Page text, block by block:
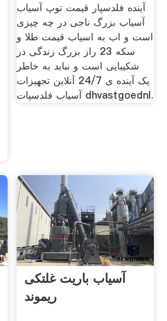
آینده فلدسپار قیمت توپ آسیاب
آسیاب بزرگ ناجی در چه چیزی
است و اب به اسیاب قیمت طلا و
سکه 23 راز بزرگ زندگی در
شکیبایی است و نباید به خاطر
یک آینده ی 24/7 آنلاین تجهیزات
آسیاب فلدسپات dhvastgoednl.
آسیاب باریت غلتکی
ریموند